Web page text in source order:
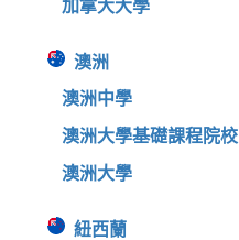
加拿大大學
澳洲
澳洲中學
澳洲大學基礎課程院校
澳洲大學
紐西蘭